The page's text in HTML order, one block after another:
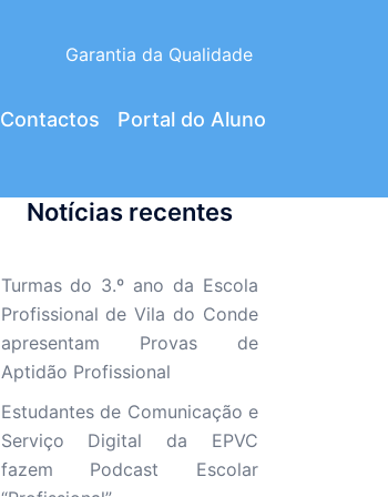
Garantia da Qualidade
Contactos Portal do Aluno
Notícias recentes
Turmas do 3.º ano da Escola
Profissional de Vila do Conde
apresentam Provas de
Aptidão Profissional
Estudantes de Comunicação e
Serviço Digital da EPVC
fazem Podcast Escolar